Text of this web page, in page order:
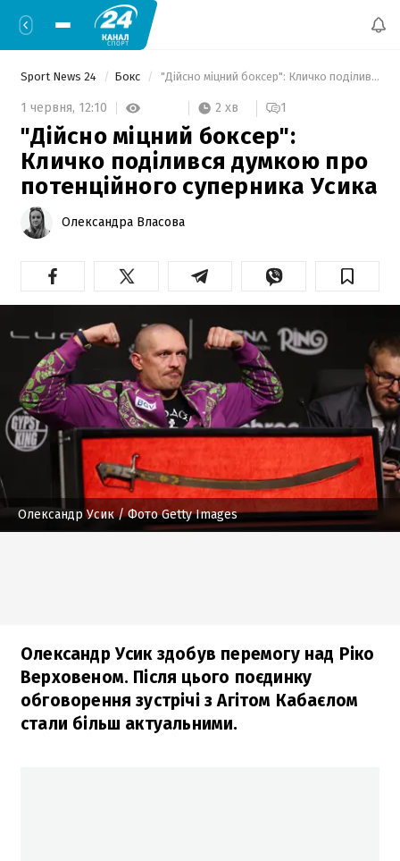
Sport News 24 Бокс "Дійсно міцний боксер": Кличко поділився думкою про потенційного суперника Усика
1 червня, 12:10 2 хв 1
"Дійсно міцний боксер":
Кличко поділився думкою про
потенційного суперника Усика
Олександра Власова
Олександр Усик/ Фото Getty Images
Олександр Усик здобув перемогу над Ріко
Верховеном. Після цього поєдинку
обговорення зустрічі з Агітом Кабаєлом
стали більш актуальними.